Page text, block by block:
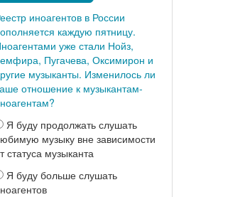
иноагентов в России
каждую пятницу.
уже стали Нойз,
Пугачева, Оксимирон и
музыканты. Изменилось ли
отношение к музыкантам-
Я буду продолжать слушать
музыку вне зависимости
статуса музыканта
Я буду больше слушать